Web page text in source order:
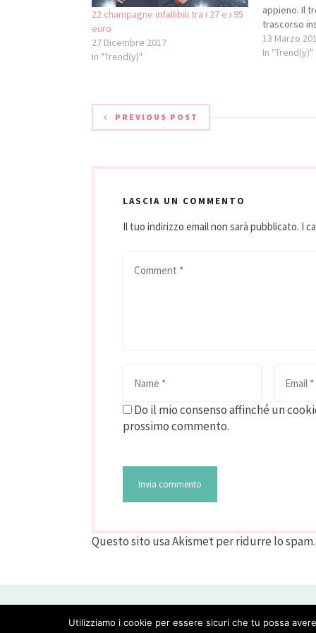
22 champagne infallibili tra i 27 e i 95
euro
27 Dicembre 2017
In "Trend(y)"
appieno. Il
trascorso
conoscenza
le cause
13 Marzo
In "Trend(y)"
PREVIOUS POST
LASCIA UN COMMENTO
Il tuo indirizzo email non sarà pubblicato. I
Do il mio consenso affinché un
prossimo commento.
Questo sito usa Akismet per ridurre lo spam.
Utilizziamo i cookie per essere sicuri che tu possa